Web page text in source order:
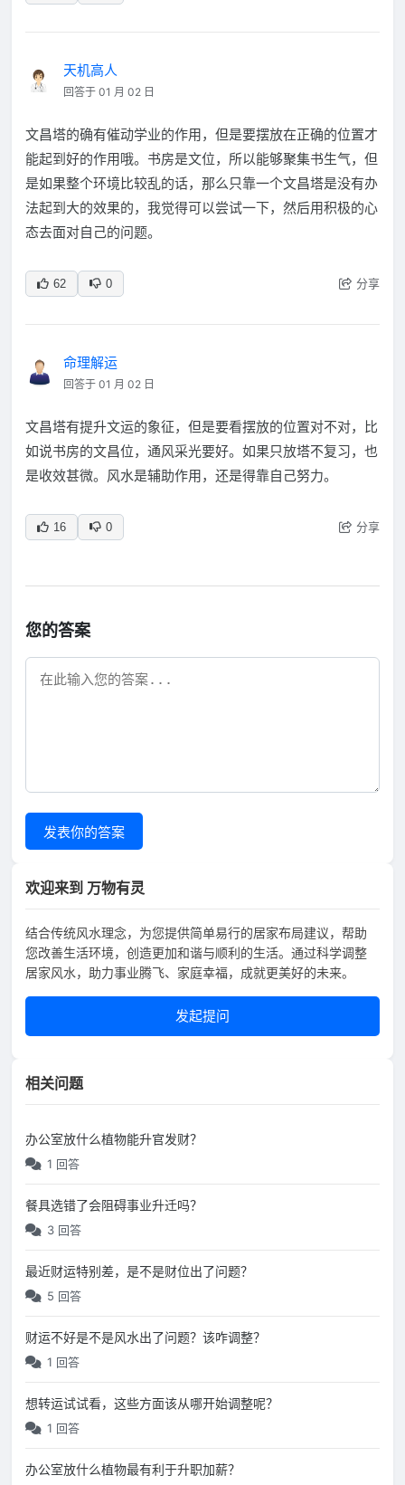
天机高人
回答于 01 月 02 日
文昌塔的确有催动学业的作用，但是要摆放在正确的位置才
能起到好的作用哦。书房是文位，所以能够聚集书生气，但
是如果整个环境比较乱的话，那么只靠一个文昌塔是没有办
法起到大的效果的，我觉得可以尝试一下，然后用积极的心
态去面对自己的问题。
62 0 分享
命理解运
回答于 01 月 02 日
文昌塔有提升文运的象征，但是要看摆放的位置对不对，比
如说书房的文昌位，通风采光要好。如果只放塔不复习，也
是收效甚微。风水是辅助作用，还是得靠自己努力。
16 0 分享
您的答案
发表你的答案
欢迎来到 万物有灵
结合传统风水理念，为您提供简单易行的居家布局建议，帮助
您改善生活环境，创造更加和谐与顺利的生活。通过科学调整
居家风水，助力事业腾飞、家庭幸福，成就更美好的未来。
发起提问
相关问题
办公室放什么植物能升官发财？
1 回答
餐具选错了会阻碍事业升迁吗？
3 回答
最近财运特别差，是不是财位出了问题？
5 回答
财运不好是不是风水出了问题？该咋调整？
1 回答
想转运试试看，这些方面该从哪开始调整呢？
1 回答
办公室放什么植物最有利于升职加薪？